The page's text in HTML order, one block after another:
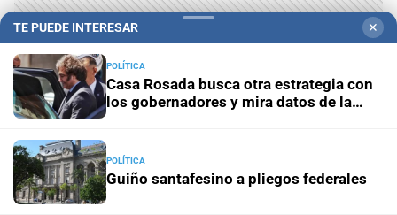
LO MÁS VISTO
TE PUEDE INTERESAR ✕
POLÍTICA
Casa Rosada busca otra estrategia con
los gobernadores y mira datos de la
POLÍTICA
Guiño santafesino a pliegos federales